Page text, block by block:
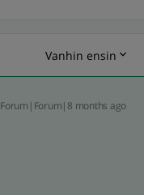
Vanhin ensin
Forum|Forum|8 months ago